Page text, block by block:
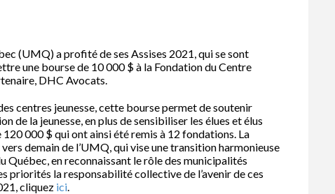
(UMQ) a profité de ses Assises 2021, qui se sont
une bourse de 10 000 $ à la Fondation du Centre
DHC Avocats.
centres jeunesse, cette bourse permet de soutenir
de la jeunesse, en plus de sensibiliser les élues et élus
000 $ qui ont ainsi été remis à 12 fondations. La
demain de l’UMQ, qui vise une transition harmonieuse
Québec, en reconnaissant le rôle des municipalités
priorités la responsabilité collective de l’avenir de ces
cliquez ici.